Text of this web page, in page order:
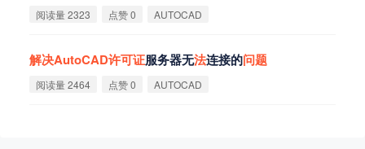
阅读量 2323 点赞 0 AUTOCAD
解决AutoCAD许可证服务器无法连接的问题
阅读量 2464 点赞 0 AUTOCAD